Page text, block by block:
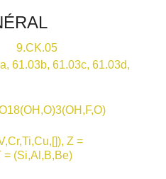
9.CK.05
61.03b, 61.03c, 61.03d,
Z =
= (Si,Al,B,Be)